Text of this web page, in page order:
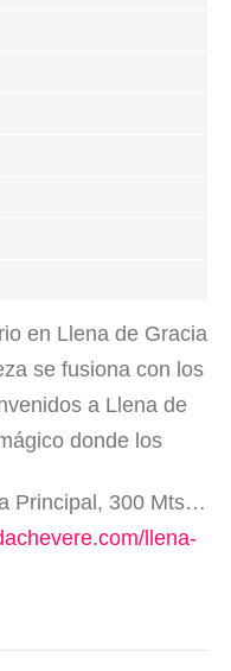
en Llena de Gracia
se fusiona con los
a Llena de
donde los
Valle Grande. Mérida - Edo. Mérida. Venezuela.
llena-